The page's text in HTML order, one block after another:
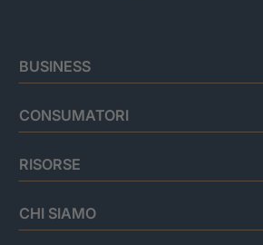
BUSINESS
CONSUMATORI
RISORSE
CHI SIAMO